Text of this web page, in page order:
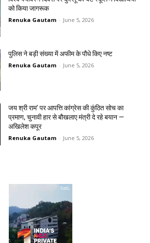
को किया जागरूक
Renuka Gautam - June 5, 2026
पुलिस ने बड़ी संख्या में अफीम के पौधे किए नष्ट
Renuka Gautam - June 5, 2026
जय श्री राम’ पर आपत्ति कांग्रेस की कुंठित सोच का
प्रमाण, चुनावी हार से बौखलाए मंत्री दे रहे बयान —
अखिलेश कपूर
Renuka Gautam - June 5, 2026